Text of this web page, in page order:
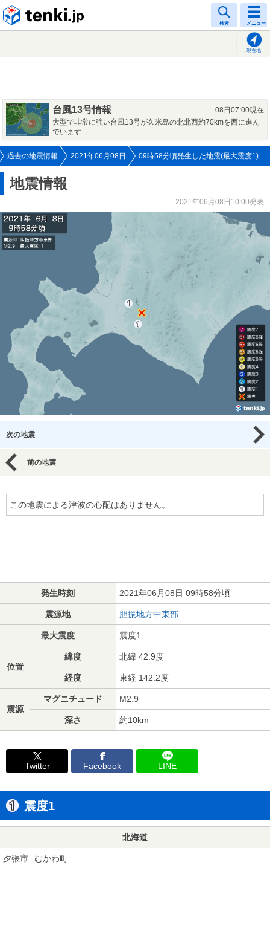
検索 メニュー
現在地
台風13号情報
08日07:00現在
大型で非常に強い台風13号が久米島の北北西約70kmを西に進ん
でいます
過去の地震情報 2021年06月08日 09時58分頃発生した地震(最大震度1)
地震情報
2021年06月08日10:00発表
次の地震
前の地震
この地震による津波の心配はありません。
発生時刻 2021年06月08日 09時58分頃
震源地 胆振地方中東部
最大震度 震度1
位置
緯度 北緯 42.9度
経度 東経 142.2度
震源
マグニチュード M2.9
深さ 約10km
Twitter Facebook LINE
震度1
北海道
夕張市 むかわ町